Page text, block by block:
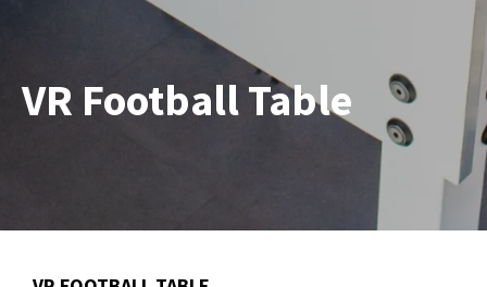
VR Football Table